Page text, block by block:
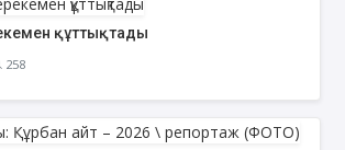
құттықтады
258